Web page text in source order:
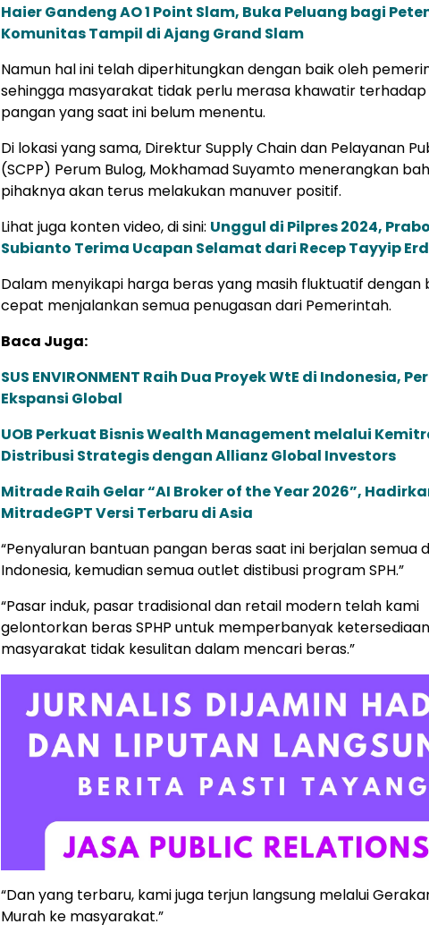
Haier Gandeng AO 1 Point Slam, Buka Peluang bagi
Komunitas Tampil di Ajang Grand Slam
Namun hal ini telah diperhitungkan dengan baik oleh
sehingga masyarakat tidak perlu merasa khawatir
pangan yang saat ini belum menentu.
Di lokasi yang sama, Direktur Supply Chain dan Pelayanan
(SCPP) Perum Bulog, Mokhamad Suyamto menerangkan
pihaknya akan terus melakukan manuver positif.
Lihat juga konten video, di sini: Unggul di Pilpres 2024,
Subianto Terima Ucapan Selamat dari Recep Tayyip
Dalam menyikapi harga beras yang masih fluktuatif dengan
cepat menjalankan semua penugasan dari Pemerintah.
Baca Juga:
SUS ENVIRONMENT Raih Dua Proyek WtE di Indonesia,
Ekspansi Global
UOB Perkuat Bisnis Wealth Management melalui
Distribusi Strategis dengan Allianz Global Investors
Mitrade Raih Gelar “AI Broker of the Year 2026”,
MitradeGPT Versi Terbaru di Asia
“Penyaluran bantuan pangan beras saat ini berjalan semua
Indonesia, kemudian semua outlet distibusi program SPH.”
“Pasar induk, pasar tradisional dan retail modern telah kami
gelontorkan beras SPHP untuk memperbanyak
masyarakat tidak kesulitan dalam mencari beras.”
“Dan yang terbaru, kami juga terjun langsung melalui
Murah ke masyarakat.”